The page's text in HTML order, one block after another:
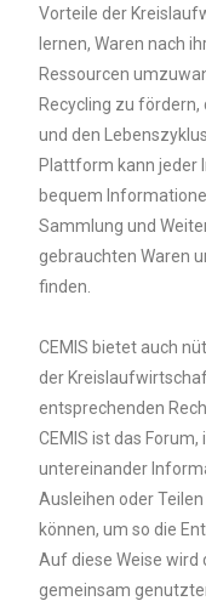
Vorteile der
lernen, Waren nach
Ressourcen
Recycling zu
und den
Plattform kann jeder
bequem
Sammlung und
gebrauchten Waren
finden.
CEMIS bietet auch
der
entsprechenden
CEMIS ist das
untereinander
Ausleihen oder
können, um so die
Auf diese Weise
gemeinsam